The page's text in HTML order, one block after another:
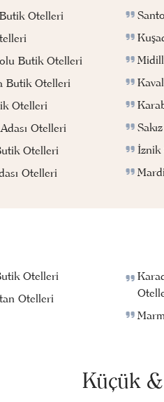
Otelleri
Butik Otelleri
Butik Otelleri
Otelleri
Otelleri
Otelleri
Otelleri
İznik
Otelleri
Otelleri
Küçük